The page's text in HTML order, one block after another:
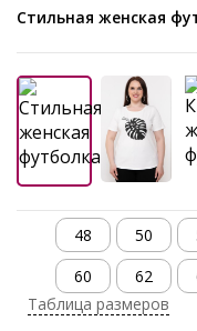
Стильная женская
48 50
60
62
Таблица размеров